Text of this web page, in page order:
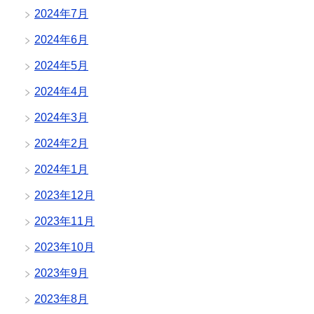
2024年7月
2024年6月
2024年5月
2024年4月
2024年3月
2024年2月
2024年1月
2023年12月
2023年11月
2023年10月
2023年9月
2023年8月